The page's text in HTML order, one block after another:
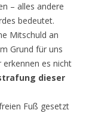
– alles andere
bedeutet.
Mitschuld an
Grund für uns
erkennen es nicht
dieser
Fuß gesetzt